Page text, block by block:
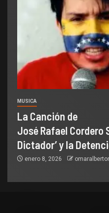
MUSICA
La Canción de
José Rafael Cordero
Dictador’ y la
enero 8, 2026